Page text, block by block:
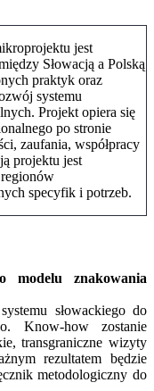
jest
Słowacją a Polską
praktyk oraz
systemu
Projekt opiera się
po stronie
zaufania, współpracy
projektu jest
specyfik i potrzeb.
modelu znakowania
słowackiego do
Know-how zostanie
transgraniczne wizyty
rezultatem będzie
metodologiczny do